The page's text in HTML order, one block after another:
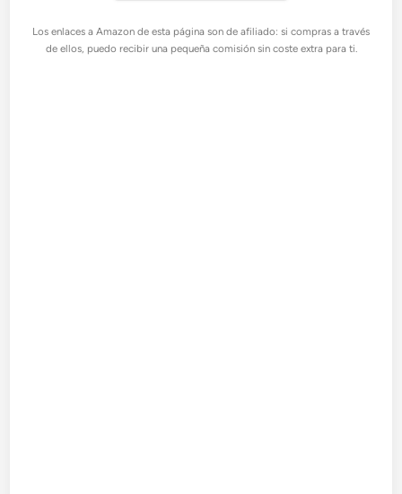
Los enlaces a Amazon de esta página son de afiliado: si compras a través
de ellos, puedo recibir una pequeña comisión sin coste extra para ti.